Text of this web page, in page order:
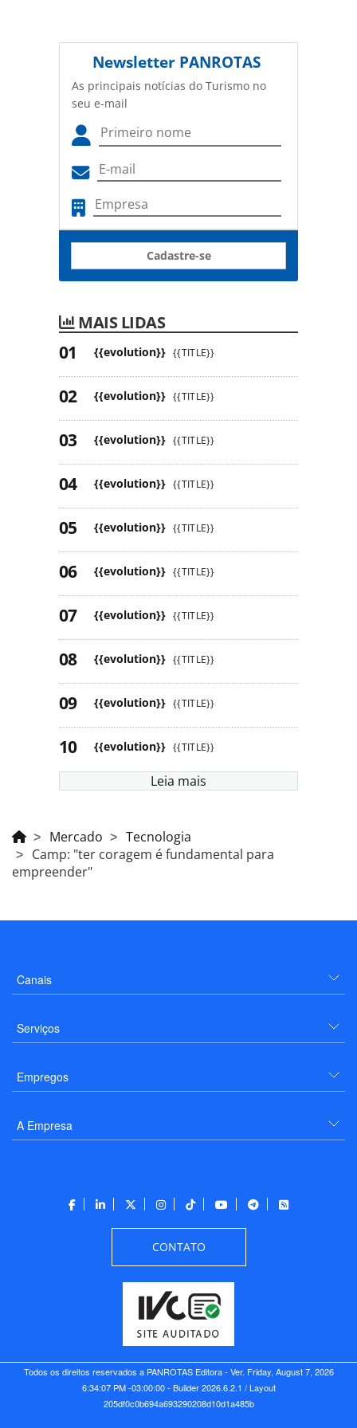
Newsletter PANROTAS
As principais notícias do Turismo no
seu e-mail
Cadastre-se
MAIS LIDAS
{{evolution}} {{TITLE}}
{{evolution}} {{TITLE}}
{{evolution}} {{TITLE}}
{{evolution}} {{TITLE}}
{{evolution}} {{TITLE}}
{{evolution}} {{TITLE}}
{{evolution}} {{TITLE}}
{{evolution}} {{TITLE}}
{{evolution}} {{TITLE}}
{{evolution}} {{TITLE}}
Leia mais
Mercado
Tecnologia
Camp: "ter coragem é fundamental para
empreender"
Canais
Serviços
Empregos
A Empresa
CONTATO
Todos os direitos reservados a PANROTAS Editora - Ver. Friday, August 7, 2026
6:34:07 PM -03:00:00 - Builder 2026.6.2.1 / Layout
205df0c0b694a693290208d10d1a485b